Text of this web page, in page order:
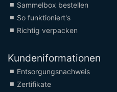
Sammelbox bestellen
So funktioniert's
Richtig verpacken
Kundeniformationen
Entsorgungsnachweis
Zertifikate